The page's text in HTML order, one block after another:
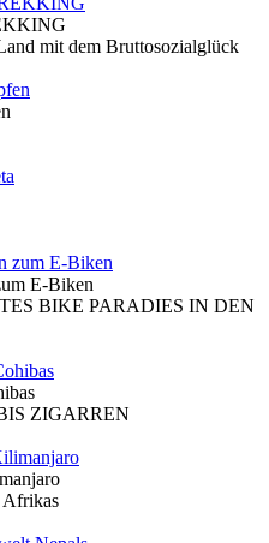
mit dem Bruttosozialglück
E-Biken
BIKE PARADIES IN DEN
ZIGARREN
Afrikas